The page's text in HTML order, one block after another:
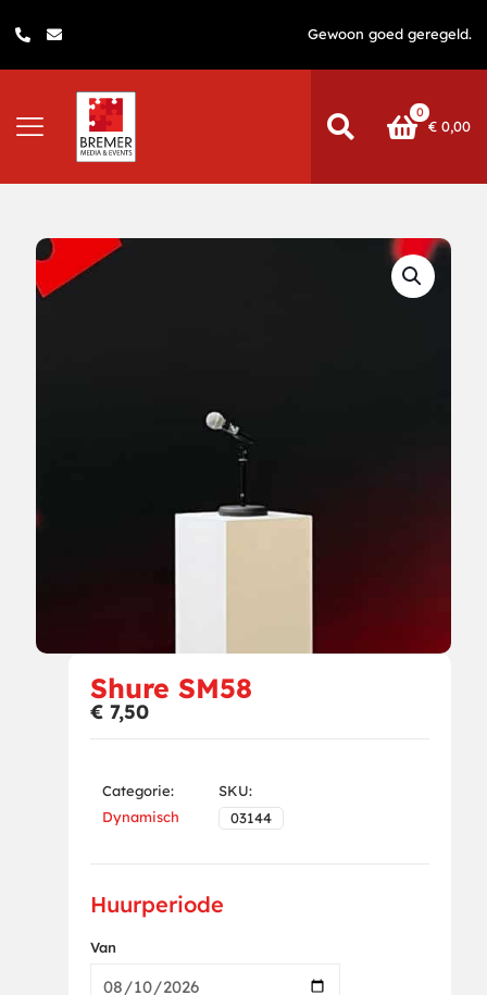
Gewoon goed geregeld.
0
€ 0,00
Shure SM58
€ 7,50
Categorie:
Dynamisch
SKU:
03144
Huurperiode
Van